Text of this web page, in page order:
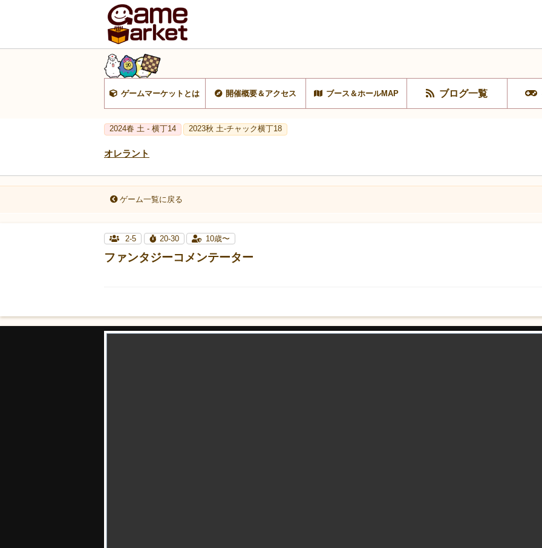
ゲームマーケットとは 開催概要＆アクセス ブース＆ホールMAP ブログ一覧
2024春 土 - 横丁14 2023秋 土-チャック横丁18
オレラント
ゲーム一覧に戻る
2-5 20-30 10歳〜
ファンタジーコメンテーター